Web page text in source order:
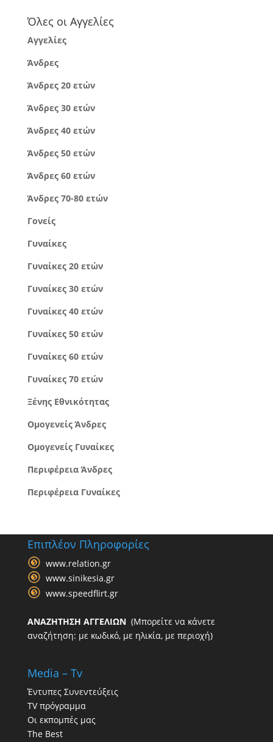
Όλες οι Αγγελίες
Αγγελίες
Άνδρες
Άνδρες 20 ετών
Άνδρες 30 ετών
Άνδρες 40 ετών
Άνδρες 50 ετών
Άνδρες 60 ετών
Άνδρες 70-80 ετών
Γονείς
Γυναίκες
Γυναίκες 20 ετών
Γυναίκες 30 ετών
Γυναίκες 40 ετών
Γυναίκες 50 ετών
Γυναίκες 60 ετών
Γυναίκες 70 ετών
Ξένης Εθνικότητας
Ομογενείς Άνδρες
Ομογενείς Γυναίκες
Περιφέρεια Άνδρες
Περιφέρεια Γυναίκες
Επιπλέον Πληροφορίες
www.relation.gr
www.sinikesia.gr
www.speedflirt.gr
ΑΝΑΖΗΤΗΣΗ ΑΓΓΕΛΙΩΝ(Μπορείτε να κάνετε
αναζήτηση: με κωδικό, με ηλικία, με περιοχή)
Media – Tv
Έντυπες Συνεντεύξεις
TV πρόγραμμα
Οι εκπομπές μας
The Best